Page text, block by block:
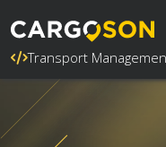
Transport